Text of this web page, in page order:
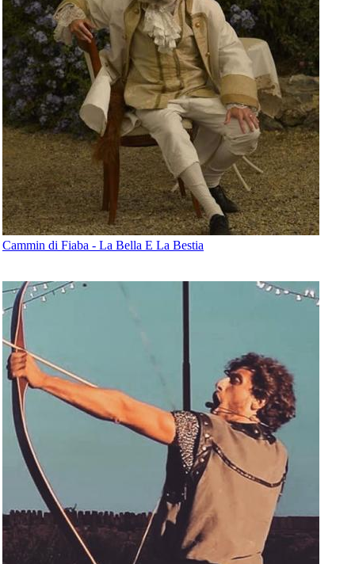
Cammin di Fiaba - La Bella E La Bestia